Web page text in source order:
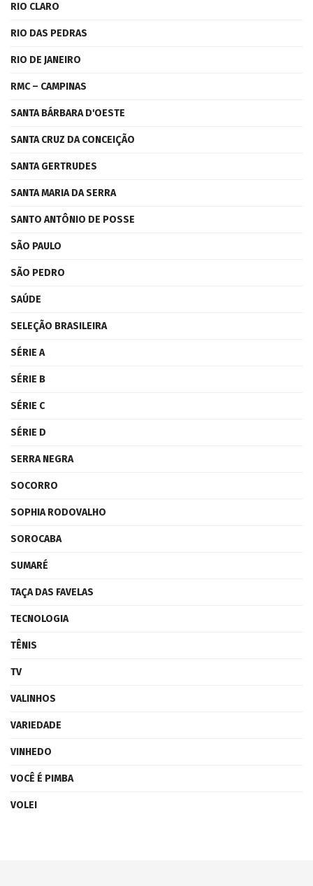
RIO CLARO
RIO DAS PEDRAS
RIO DE JANEIRO
RMC – CAMPINAS
SANTA BÁRBARA D'OESTE
SANTA CRUZ DA CONCEIÇÃO
SANTA GERTRUDES
SANTA MARIA DA SERRA
SANTO ANTÔNIO DE POSSE
SÃO PAULO
SÃO PEDRO
SAÚDE
SELEÇÃO BRASILEIRA
SÉRIE A
SÉRIE B
SÉRIE C
SÉRIE D
SERRA NEGRA
SOCORRO
SOPHIA RODOVALHO
SOROCABA
SUMARÉ
TAÇA DAS FAVELAS
TECNOLOGIA
TÊNIS
TV
VALINHOS
VARIEDADE
VINHEDO
VOCÊ É PIMBA
VOLEI